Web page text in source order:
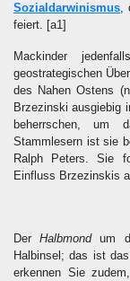
Sozialdarwinismus,
feiert. [a1]
Mackinder
geostrategischen
des Nahen Ostens
Brzezinski ausgiebig
beherrschen, um
Stammlesern ist sie
Ralph Peters. Sie
Einfluss Brzezinskis
DerHalbmondum
Halbinsel; das ist
erkennen Sie